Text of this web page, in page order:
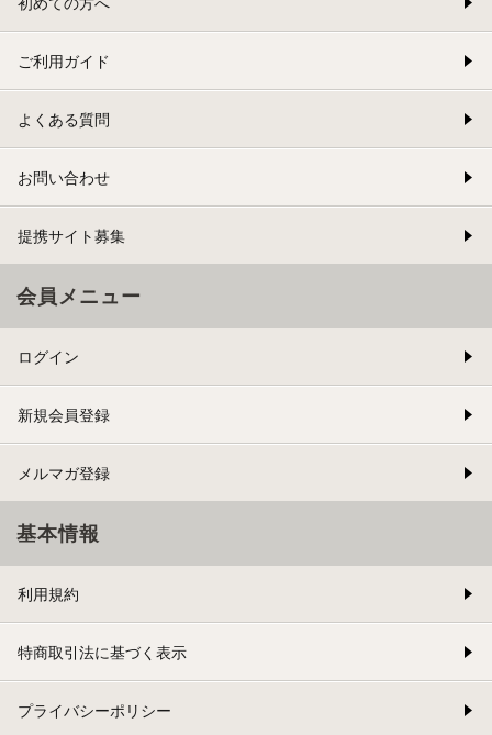
初めての方へ
ご利用ガイド
よくある質問
お問い合わせ
提携サイト募集
会員メニュー
ログイン
新規会員登録
メルマガ登録
基本情報
利用規約
特商取引法に基づく表示
プライバシーポリシー